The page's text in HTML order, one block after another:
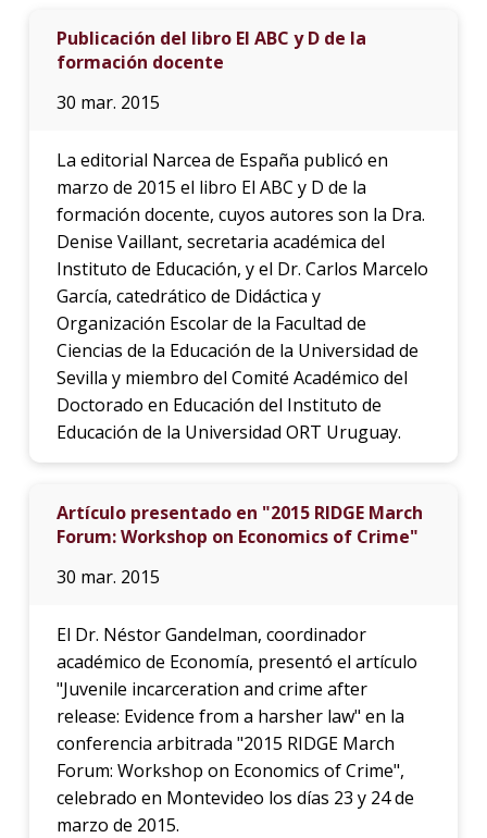
Publicación del libro El ABC y D de la
formación docente
30 mar. 2015
La editorial Narcea de España publicó en
marzo de 2015 el libro El ABC y D de la
formación docente, cuyos autores son la Dra.
Denise Vaillant, secretaria académica del
Instituto de Educación, y el Dr. Carlos Marcelo
García, catedrático de Didáctica y
Organización Escolar de la Facultad de
Ciencias de la Educación de la Universidad de
Sevilla y miembro del Comité Académico del
Doctorado en Educación del Instituto de
Educación de la Universidad ORT Uruguay.
Artículo presentado en "2015 RIDGE March
Forum: Workshop on Economics of Crime"
30 mar. 2015
El Dr. Néstor Gandelman, coordinador
académico de Economía, presentó el artículo
"Juvenile incarceration and crime after
release: Evidence from a harsher law" en la
conferencia arbitrada "2015 RIDGE March
Forum: Workshop on Economics of Crime",
celebrado en Montevideo los días 23 y 24 de
marzo de 2015.